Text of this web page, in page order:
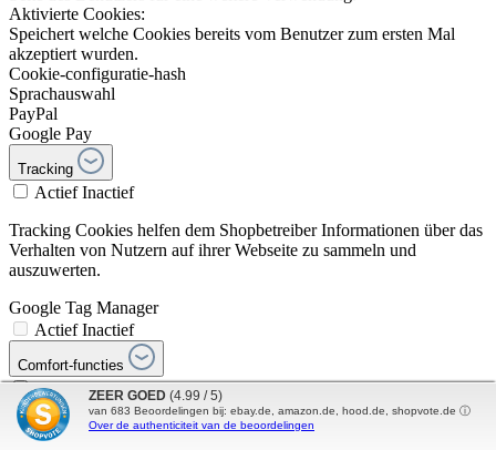
Aktivierte Cookies:
Speichert welche Cookies bereits vom Benutzer zum ersten Mal
akzeptiert wurden.
Cookie-configuratie-hash
Sprachauswahl
PayPal
Google Pay
Tracking
Actief Inactief
Tracking Cookies helfen dem Shopbetreiber Informationen über das
Verhalten von Nutzern auf ihrer Webseite zu sammeln und
auszuwerten.
Google Tag Manager
Actief Inactief
Comfort-functies
Actief Inactief
YouTube video
Actief
Inactief
ZEER GOED (4.99 / 5)
van 683 Beoordelingen bij: ebay.de, amazon.de, hood.de, shopvote.de ⓘ
Over de authenticiteit van de beoordelingen